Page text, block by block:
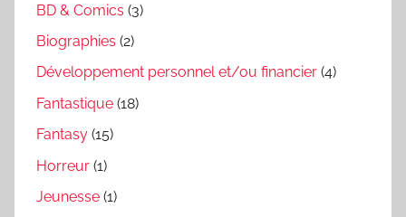
BD & Comics (3)
Biographies (2)
Développement personnel et/ou financier (4)
Fantastique (18)
Fantasy (15)
Horreur (1)
Jeunesse (1)